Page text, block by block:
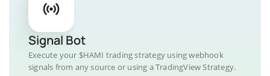
Signal Bot
Execute your $HAMI trading strategy using webhook
signals from any source or using a TradingView Strategy.